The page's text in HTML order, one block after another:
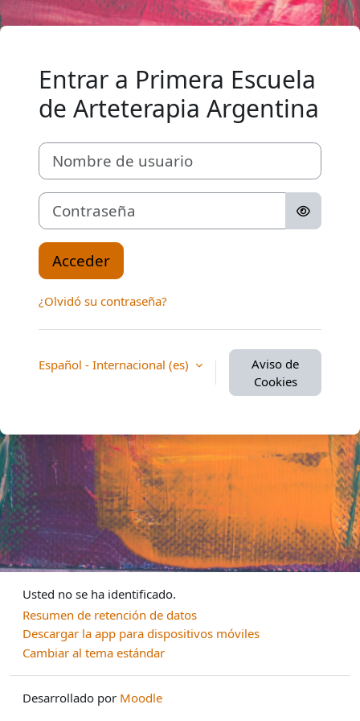
Salta al contenido principal
Entrar a Primera Escuela
de Arteterapia Argentina
Nombre de usuario
Contraseña
Acceder
¿Olvidó su contraseña?
Español - Internacional ‎(es)‎
Aviso de
Cookies
Usted no se ha identificado.
Resumen de retención de datos
Descargar la app para dispositivos móviles
Cambiar al tema estándar
Desarrollado por Moodle